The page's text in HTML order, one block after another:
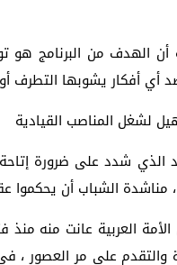
أن الهدف من البرنامج
أفكار يشوبها التطرف
لشغل المناصب القيادية
الذي شدد على ضرورة
مناشدة الشباب أن يحكموا
العربية عانت منه
والتقدم على مر